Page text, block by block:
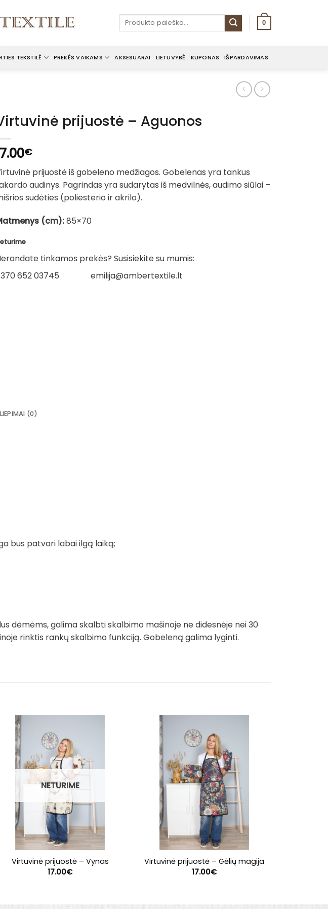
Ieškoti: 0
TEKSTILĖ PREKĖS VAIKAMS AKSESUARAI LIETUVYBĖ KUPONAS IŠPARDAVIMAS
prijuostė – Aguonos
€
prijuostė iš gobeleno medžiagos. Gobelenas yra tankus
audinys. Pagrindas yra sudarytas iš medvilnės, audimo siūlai –
sudėties (poliesterio ir akrilo).
(cm):85×70
tinkamos prekės? Susisiekite su mumis:
652 03745
emilija@ambertextile.lt
(0)
bus patvari labai ilgą laiką;
dėmėms, galima skalbti skalbimo mašinoje ne didesnėje nei 30
rinktis rankų skalbimo funkciją. Gobeleną galima lyginti.
NETURIME
Virtuvinė prijuostė – Vynas
17.00€
Virtuvinė prijuostė – Gėlių magija
17.00€